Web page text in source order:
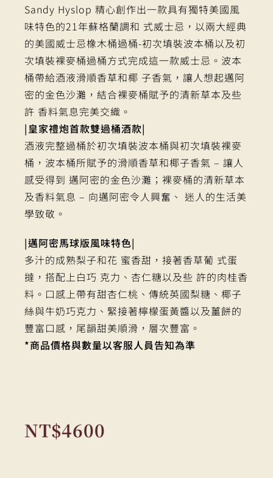
Sandy Hyslop 精心創作出一款具有獨特美國風
味特色的21年蘇格蘭調和 式威士忌，以兩大經典
的美國威士忌橡木桶過桶-初次填裝波本桶以及初
次填裝裸麥桶過桶方式完成這一款威士忌。波本
桶帶給酒液滑順香草和椰 子香氣，讓人想起邁阿
密的金色沙灘，結合裸麥桶賦予的清新草本及些
許 香料氣息完美交織。
|皇家禮炮首款雙過桶酒款|
酒液完整過桶於初次填裝波本桶與初次填裝裸麥
桶，波本桶所賦予的滑順香草和椰子香氣 – 讓人
感受得到 邁阿密的金色沙灘；裸麥桶的清新草本
及香料氣息 – 向邁阿密令人興奮、 迷人的生活美
學致敬。
|邁阿密馬球版風味特色|
多汁的成熟梨子和花 蜜香甜，接著香草葡 式蛋
撻，搭配上白巧 克力、杏仁糖以及些 許的肉桂香
料。口感上帶有甜杏仁桃、傳統英國梨糖、椰子
絲與牛奶巧克力、緊接著檸檬蛋黃醬以及薑餅的
豐富口感，尾韻甜美順滑，層次豐富。
*商品價格與數量以客服人員告知為準
NT$4600